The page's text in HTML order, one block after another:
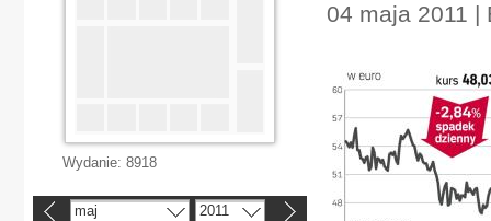
04 maja 2011 |
Wydanie: 8918
maj 2011